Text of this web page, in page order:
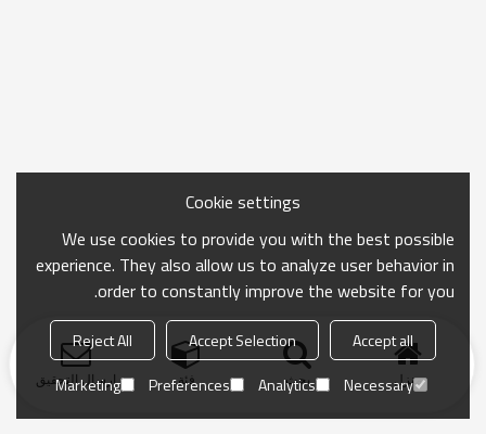
منزل بحث فئة ارسال التحقيق
Cookie settings
We use cookies to provide you with the best possible
experience. They also allow us to analyze user behavior in
order to constantly improve the website for you.
Accept all
Accept Selection
Reject All
Necessary
Analytics
Preferences
Marketing